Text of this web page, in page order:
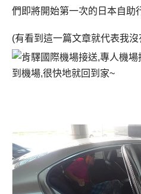
們即將開始第一次的日本自助
(有看到這一篇文章就代表我